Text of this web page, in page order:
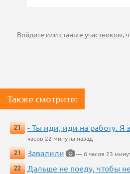
Войдите илистаньте участником,
Также смотрите:
21 - Ты иди, иди на работу. Я
часов 22 минуты назад
21
Завалили
— 6 часов 23
22
Дальше не поеду, чтобы не